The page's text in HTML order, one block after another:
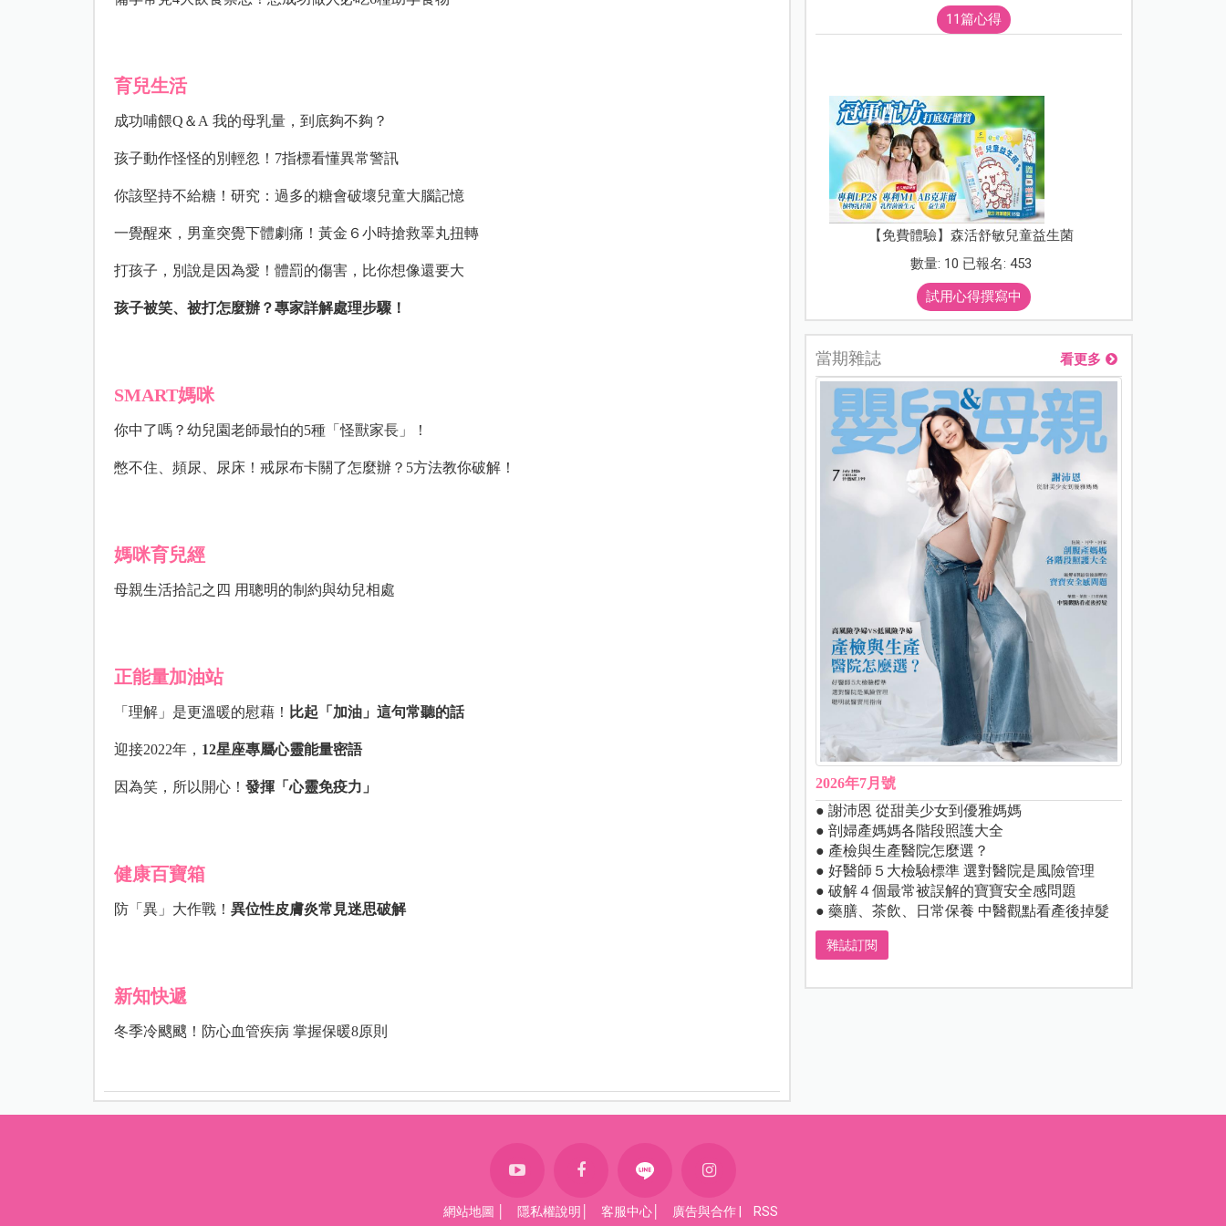
育兒生活
成功哺餵Q＆A 我的母乳量，到底夠不夠？
孩子動作怪怪的別輕忽！7指標看懂異常警訊
你該堅持不給糖！ 研究：過多的糖會破壞兒童大腦記憶
一覺醒來，男童突覺下體劇痛！ 黃金６小時搶救睪丸扭轉
打孩子，別說是因為愛！ 體罰的傷害，比你想像還要大
孩子被笑、被打怎麼辦？專家詳解處理步驟！
SMART媽咪
你中了嗎？ 幼兒園老師最怕的5種「怪獸家長」！
憋不住、頻尿、尿床！ 戒尿布卡關了怎麼辦？5方法教你破解！
媽咪育兒經
母親生活拾記之四 用聰明的制約與幼兒相處
正能量加油站
「理解」是更溫暖的慰藉！ 比起「加油」這句常聽的話
迎接2022年， 12星座專屬心靈能量密語
因為笑，所以開心！ 發揮「心靈免疫力」
健康百寶箱
防「異」大作戰！ 異位性皮膚炎常見迷思破解
新知快遞
冬季冷颼颼！ 防心血管疾病 掌握保暖8原則
11篇心得
【免費體驗】森活舒敏兒童益生菌
數量: 10 已報名: 453
試用心得撰寫中
當期雜誌 看更多
2026年7月號
● 謝沛恩 從甜美少女到優雅媽媽
● 剖婦產媽媽各階段照護大全
● 產檢與生產醫院怎麼選？
● 好醫師５大檢驗標準 選對醫院是風險管理
● 破解４個最常被誤解的寶寶安全感問題
● 藥膳、茶飲、日常保養 中醫觀點看產後掉髮
雜誌訂閱
網站地圖 隱私權說明 客服中心 廣告與合作 RSS